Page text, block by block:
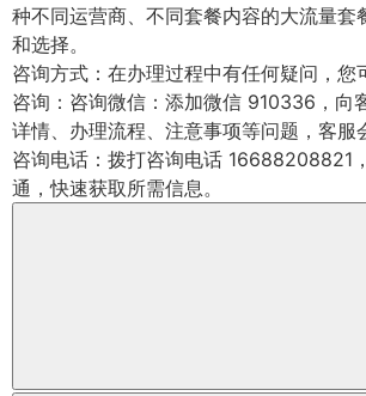
种不同运营商、不同套餐内容的大流量套
和选择。
咨询方式：在办理过程中有任何疑问，您
咨询：咨询微信：添加微信 910336，向
详情、办理流程、注意事项等问题，客服
咨询电话：拨打咨询电话 16688208821
通，快速获取所需信息。